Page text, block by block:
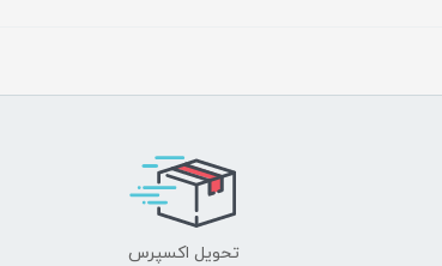
تحویل اکسپرس